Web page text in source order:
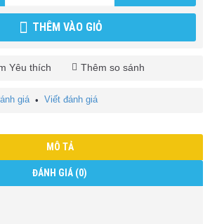
THÊM VÀO GIỎ
Yêu thích Thêm so sánh
giá• Viết đánh giá
MÔ TẢ
ĐÁNH GIÁ (0)